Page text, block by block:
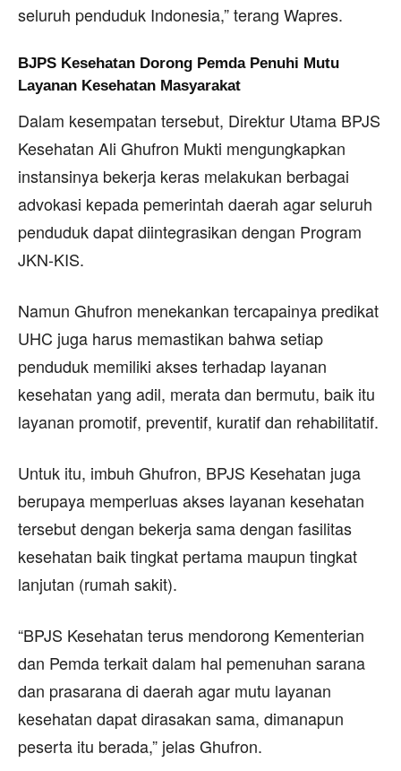
seluruh penduduk Indonesia,” terang Wapres.
BJPS Kesehatan Dorong Pemda Penuhi Mutu
Layanan Kesehatan Masyarakat
Dalam kesempatan tersebut, Direktur Utama BPJS
Kesehatan Ali Ghufron Mukti mengungkapkan
instansinya bekerja keras melakukan berbagai
advokasi kepada pemerintah daerah agar seluruh
penduduk dapat diintegrasikan dengan Program
JKN-KIS.
Namun Ghufron menekankan tercapainya predikat
UHC juga harus memastikan bahwa setiap
penduduk memiliki akses terhadap layanan
kesehatan yang adil, merata dan bermutu, baik itu
layanan promotif, preventif, kuratif dan rehabilitatif.
Untuk itu, imbuh Ghufron, BPJS Kesehatan juga
berupaya memperluas akses layanan kesehatan
tersebut dengan bekerja sama dengan fasilitas
kesehatan baik tingkat pertama maupun tingkat
lanjutan (rumah sakit).
“BPJS Kesehatan terus mendorong Kementerian
dan Pemda terkait dalam hal pemenuhan sarana
dan prasarana di daerah agar mutu layanan
kesehatan dapat dirasakan sama, dimanapun
peserta itu berada,” jelas Ghufron.